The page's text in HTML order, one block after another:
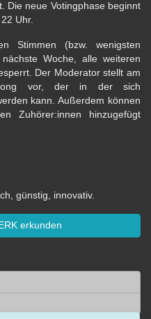
Die neue Votingphase beginnt
Uhr.
Stimmen (bzw. wenigsten
Woche, alle weiteren
Der Moderator stellt am
vor, der in der sich
kann. Außerdem können
Zuhörer:innen hinzugefügt
günstig, innovativ.
erkunden